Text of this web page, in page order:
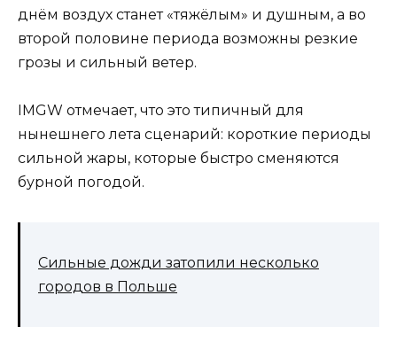
днём воздух станет «тяжёлым» и душным, а во
второй половине периода возможны резкие
грозы и сильный ветер.
IMGW отмечает, что это типичный для
нынешнего лета сценарий: короткие периоды
сильной жары, которые быстро сменяются
бурной погодой.
Сильные дожди затопили несколько
городов в Польше